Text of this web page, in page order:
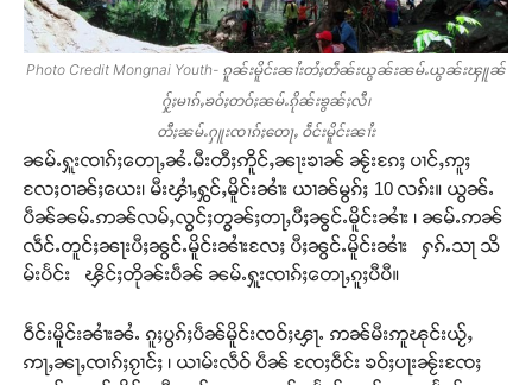
Support SHAN
Photo Credit Mongnai Youth- ၵူၼ်းမိူင်းၼၢႆးတႆႈတဵၼ်းယွၼ်းၼမ်ႉယွၼ်းၾူၼ်
ႁႂ်ႈမၢၵ်ႇၶဝ်ႈတဝ်ႈၼမ်ႉၵိုၼ်းၶွၼ်ႈလီ၊
တီႈၼမ်ႉႁူးၸၢၵ်ႈတေႃႇ ဝဵင်းမိူင်းၼၢႆး
ၼမ်ႉႁူးၸၢၵ်ႈတေႃႇၼႆႉမီးတီႈဢိူင်ႇၼႃးၶၢၼ် ၼႂ်းၵႄႈ ပၢင်ႇဢူႈ
လႄႈဝၢၼ်ႈယေး၊ မီးၾၢႆႇႁွင်ႇမိူင်းၼၢႆး ယၢၼ်မွၵ်ႈ 10 လၵ်း။ ယွၼ်ႉ
ပဵၼ်ၼမ်ႉဢၼ်လမ်ႇလွင်ႈတွၼ်ႈတႃႇပီႈၼွင်ႉမိူင်းၼၢႆး ၊ ၼမ်ႉဢၼ်
လဵင်ႉတူင်ႈၼႃးပီႈၼွင်ႉမိူင်းၼၢႆးလႄႈ ပီႈၼွင်ႉမိူင်းၼၢႆး ႁၵ်ႉသႃ သိ
မ်းပႅင်း ၾိင်ႈတိုၼ်းပဵၼ် ၼမ်ႉႁူးၸၢၵ်ႈတေႃႇၵူႈပီပီ။
ဝဵင်းမိူင်းၼၢႆးၼႆႉ ၵူႈပွၵ်ႈပဵၼ်မိူင်းၸဝ်ႈၾႃႉ ဢၼ်မီးဢူၽုင်းယႂ်ႇ
ဢႃႇၼႃႇၸၢၵ်ႈၵႂၢင်ႈ ၊ ယၢမ်းလဵဝ် ပဵၼ် ၸႄႈဝဵင်း ၶဝ်ႈပႃးၼႂ်းၸႄႈ